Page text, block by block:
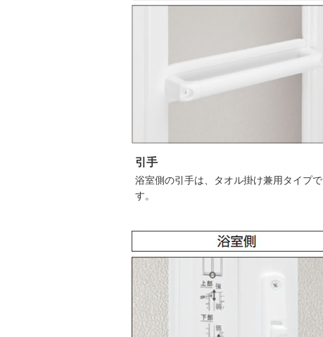
引手
浴室側の引手は、タオル掛け兼用タイプで
す。